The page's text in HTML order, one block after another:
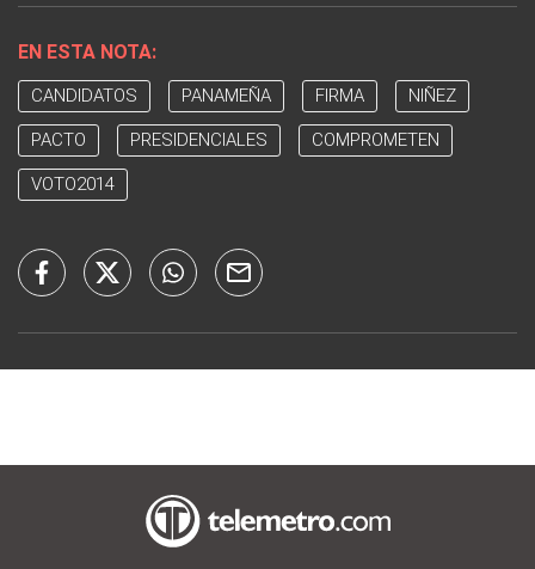
EN ESTA NOTA:
CANDIDATOS PANAMEÑA FIRMA NIÑEZ
PACTO PRESIDENCIALES COMPROMETEN
VOTO2014